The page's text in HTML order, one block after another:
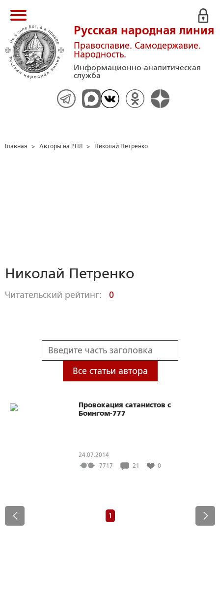
Русская народная линия
Православие. Самодержавие.
Народность.
Информационно-аналитическая
служба
Главная > Авторы на РНЛ > Николай Петренко
Николай Петренко
Читательский рейтинг: 0
Все статьи автора
Провокация сатанистов с
Боингом-777
24.07.2014
7717
21 0
1